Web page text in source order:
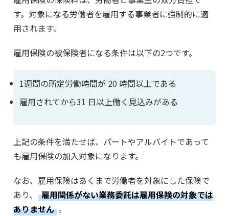
す。対象になる労働者を雇用する事業者に強制的に適
用されます。
雇用保険の被保険者になる条件は以下の2つです。
1週間の所定労働時間が 20 時間以上である
雇用されてから31 日以上働く見込みがある
上記の条件を満たせば、パートやアルバイトであって
も雇用保険の加入対象になります。
なお、雇用保険はあくまで労働者を対象にした保険で
あり、
雇用関係がない業務委託は雇用保険の対象では
ありません 。